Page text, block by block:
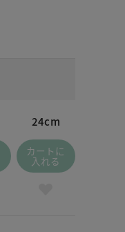
24cm
カートに
入れる